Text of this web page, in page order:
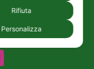
idealjetsnc@legalmail.it
Rifiuta
Personalizza